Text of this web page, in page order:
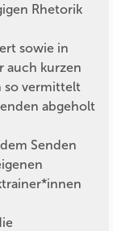
Rhetorik
sowie in
auch kurzen
so vermittelt
abgeholt
Senden